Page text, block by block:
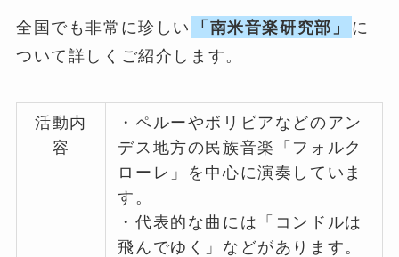
全国でも非常に珍しい 「南米音楽研究部」
に
ついて詳しくご紹介します。
活動内
容
・ペルーやボリビアなどのアン
デス地方の民族音楽「フォルク
ローレ」を中心に演奏していま
す。
・代表的な曲には「コンドルは
飛んでゆく」などがあります。